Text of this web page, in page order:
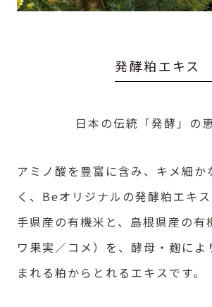
発酵粕エキ ス
日本の伝統「発酵」の恵
アミノ酸を豊富に含み、キメ細か
く、Beオリジナルの発酵粕エキ
手県産の有機米と、島根県産の有
ワ果実／コメ）を、酵母・麹によ
まれる粕からとれるエキスです。